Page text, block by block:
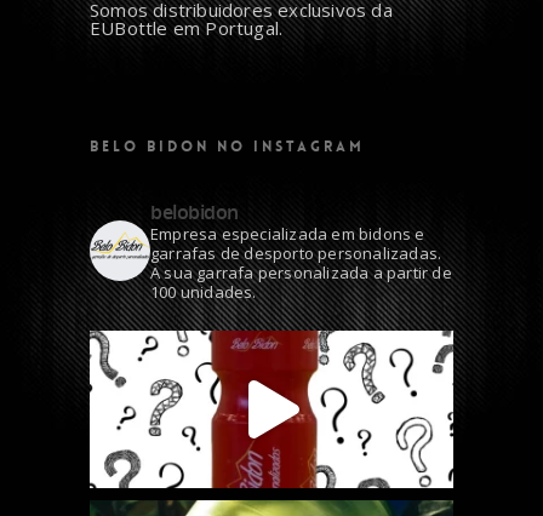
Somos distribuidores exclusivos da
EUBottle em Portugal.
BELO BIDON NO INSTAGRAM
belobidon
Empresa especializada em bidons e
garrafas de desporto personalizadas.
A sua garrafa personalizada a partir de
100 unidades.